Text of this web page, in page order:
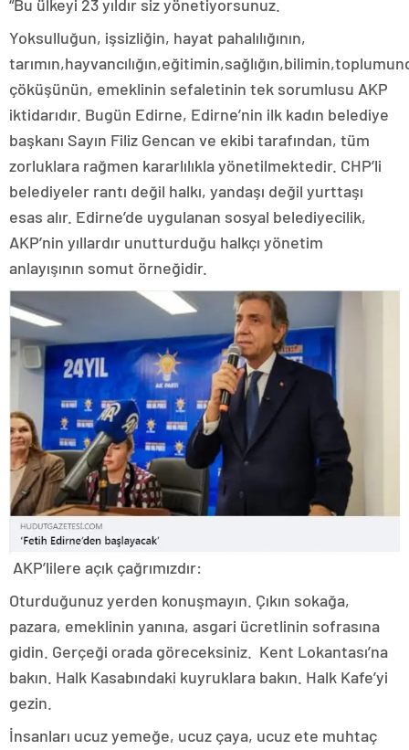
“Bu ülkeyi 23 yıldır siz yönetiyorsunuz.
Yoksulluğun, işsizliğin, hayat pahalılığının,
çöküşünün, emeklinin sefaletinin tek sorumlusu AKP
iktidarıdır. Bugün Edirne, Edirne’nin ilk kadın belediye
başkanı Sayın Filiz Gencan ve ekibi tarafından, tüm
zorluklara rağmen kararlılıkla yönetilmektedir. CHP’li
belediyeler rantı değil halkı, yandaşı değil yurttaşı
esas alır. Edirne’de uygulanan sosyal belediyecilik,
AKP’nin yıllardır unutturduğu halkçı yönetim
anlayışının somut örneğidir.
AKP’lilere açık çağrımızdır:
Oturduğunuz yerden konuşmayın. Çıkın sokağa,
pazara, emeklinin yanına, asgari ücretlinin sofrasına
gidin. Gerçeği orada göreceksiniz. Kent Lokantası’na
bakın. Halk Kasabındaki kuyruklara bakın. Halk Kafe’yi
gezin.
İnsanları ucuz yemeğe, ucuz çaya, ucuz ete muhtaç